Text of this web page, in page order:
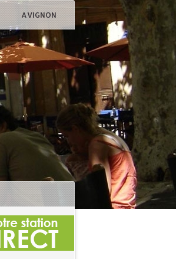
AVIGNON